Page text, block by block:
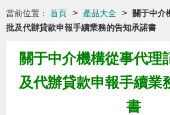
當前位置： 首頁 > 產品大全 >
關于中介
批及代辦貸款申報手續業務的告知承諾書
關于中介機構從事代理
及代辦貸款申報手續業
書